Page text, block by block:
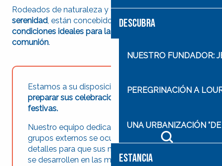
DESCUBRA
NUESTRO FUNDADOR:
PEREGRINACIÓN A
UNA URBANIZACIÓN
ESTANCIA
Rodeados de naturaleza y enun ambiente de calma y
serenidad , están concebidos para ofrecer
condiciones ideales para la contemplación y la
comunión.
Estamos a su disposición para ayudarle a
preparar sus celebraciones y ocasiones
festivas.
Nuestro equipo dedicado al culto y a los
grupos externos se ocupará de todos los
detalles para que sus momentos de oración
se desarrollen en las mejores condiciones.